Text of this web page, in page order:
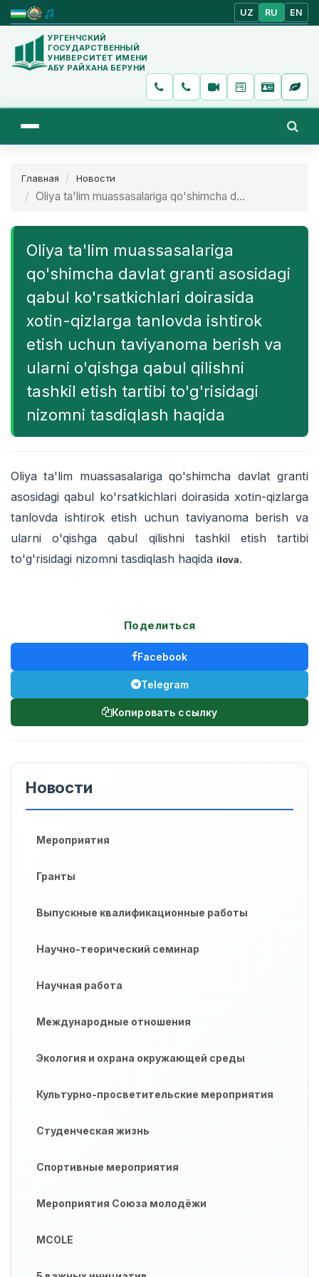
UZ RU EN
УРГЕНЧСКИЙ
ГОСУДАРСТВЕННЫЙ
УНИВЕРСИТЕТ ИМЕНИ
АБУ РАЙХАНА БЕРУНИ
Главная Новости
Oliya ta'lim muassasalariga qo'shimcha d...
Oliya ta'lim muassasalariga
qo'shimcha davlat granti asosidagi
qabul ko'rsatkichlari doirasida
xotin-qizlarga tanlovda ishtirok
etish uchun taviyanoma berish va
ularni o'qishga qabul qilishni
tashkil etish tartibi to'g'risidagi
nizomni tasdiqlash haqida
Oliya ta'lim muassasalariga qo'shimcha davlat granti
asosidagi qabul ko'rsatkichlari doirasida xotin-qizlarga
tanlovda ishtirok etish uchun taviyanoma berish va
ularni o'qishga qabul qilishni tashkil etish tartibi
to'g'risidagi nizomni tasdiqlash haqida ilova.
Поделиться
Facebook
Telegram
Копировать ссылку
Новости
Мероприятия
Гранты
Выпускные квалификационные работы
Научно-теорический семинар
Научная работа
Международные отношения
Экология и охрана окружающей среды
Культурно-просветительские мероприятия
Студенческая жизнь
Спортивные мероприятия
Мероприятия Союза молодёжи
MCOLE